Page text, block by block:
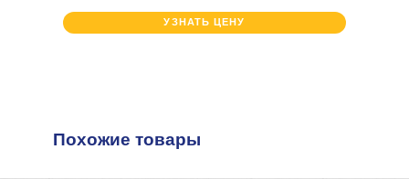
УЗНАТЬ ЦЕНУ
Похожие товары